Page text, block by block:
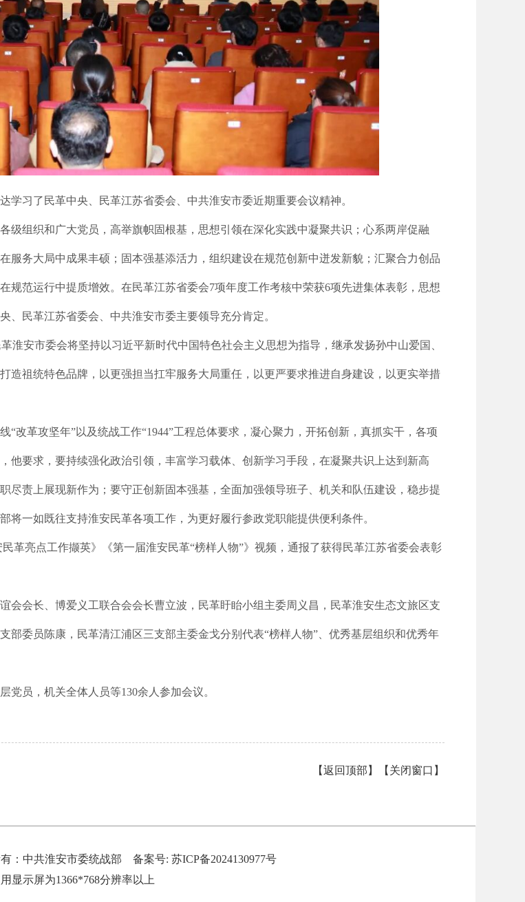
习了民革中央、民革江苏省委会、中共淮安市委近期重要会议精神。
级组织和广大党员，高举旗帜固根基，思想引领在深化实践中凝聚共识；心系两岸促融
服务大局中成果丰硕；固本强基添活力，组织建设在规范创新中迸发新貌；汇聚合力创品
规范运行中提质增效。在民革江苏省委会7项年度工作考核中荣获6项先进集体表彰，思想
民革江苏省委会、中共淮安市委主要领导充分肯定。
淮安市委会将坚持以习近平新时代中国特色社会主义思想为指导，继承发扬孙中山爱国、
造祖统特色品牌，以更强担当扛牢服务大局重任，以更严要求推进自身建设，以更实举措
改革攻坚年”以及统战工作“1944”工程总体要求，凝心聚力，开拓创新，真抓实干，各项
他要求，要持续强化政治引领，丰富学习载体、创新学习手段，在凝聚共识上达到新高
尽责上展现新作为；要守正创新固本强基，全面加强领导班子、机关和队伍建设，稳步提
一如既往支持淮安民革各项工作，为更好履行参政党职能提供便利条件。
亮点工作撷英》《第一届淮安民革“榜样人物”》视频，通报了获得民革江苏省委会表彰
会会长、博爱义工联合会会长曹立波，民革盱眙小组主委周义昌，民革淮安生态文旅区支
委员陈康，民革清江浦区三支部主委金戈分别代表“榜样人物”、优秀基层组织和优秀年
党员，机关全体人员等130余人参加会议。
【返回顶部 】【 关闭窗口 】
：中共淮安市委统战部 备案号: 苏ICP备2024130977号
显示屏为1366*768分辨率以上